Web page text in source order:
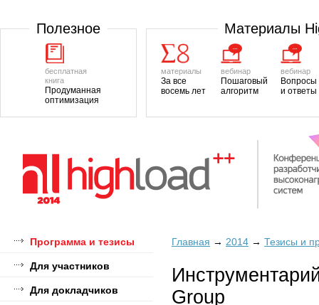
Полезноe
бесплатная
книга
Продуманная
оптимизация
Материалы
материалы
За все
восемь лет
вебинар
Пошаговый
алгоритм
вебинар
Вопросы
и ответы
Программа и тезисы
Для участников
Для докладчиков
Главная → 2014 → Тезисы и
Group